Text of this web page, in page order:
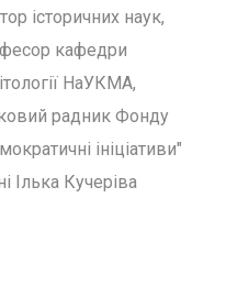
історичних наук,
кафедри
НаУКМА,
радник Фонду
ініціативи"
Ілька Кучеріва